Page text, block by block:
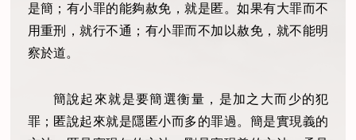
是簡；有小罪的能夠赦免，就是匿。如果有大罪而不
用重刑，就行不通；有小罪而不加以赦免，就不能明
察於道。
簡說起來就是要簡選衡量，是加之大而少的犯
罪；匿說起來就是隱匿小而多的罪過。簡是實現義的